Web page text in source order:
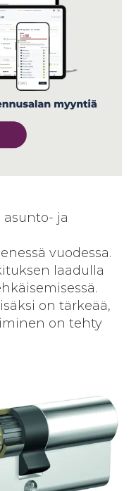
ja
vuodessa.
laadulla
on tärkeää,
on tehty